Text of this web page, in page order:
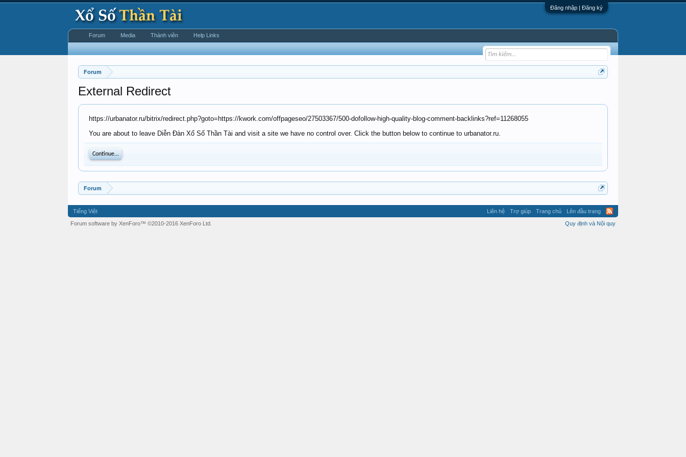
Đăng nhập | Đăng ký
Forum
External Redirect
https://urbanator.ru/bitrix/redirect.php?goto=https://kwork.com/offpageseo/27503367/500-dofollow-high-quality-blog-comment-backlinks?ref=11268055
You are about to leave Diễn Đàn Xổ Số Thần Tài and visit a site we have no control over. Click the button below to continue to urbanator.ru.
Continue...
Forum
Forum Media Thành viên Help Links
Tiếng Việt Liên hệ Trợ giúp Trang chủ
Lên đầu trang
Quy định và Nội quy
Forum software by XenForo™ ©2010-2016 XenForo Ltd.